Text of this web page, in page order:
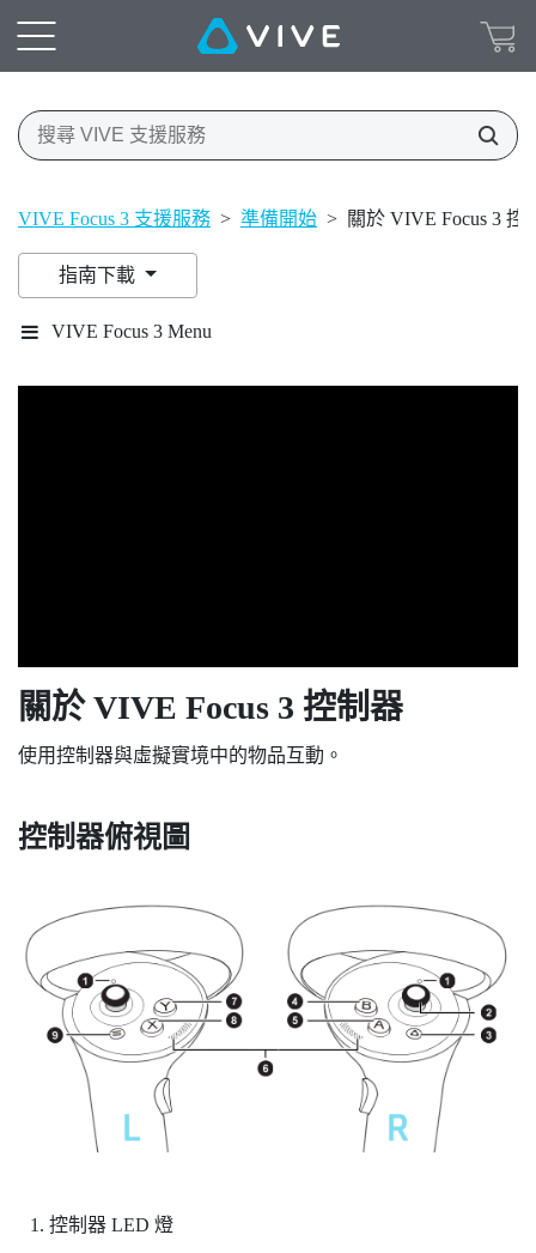
VIVE Focus 3 支援服務 > 準備開始 > 關於 VIVE Focus 3 控
指南下載
VIVE Focus 3 Menu
關於VIVE Focus 3 控制器
使用控制器與虛擬實境中的物品互動。
控制器俯視圖
控制器 LED 燈